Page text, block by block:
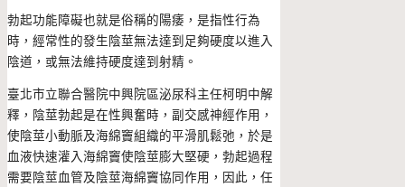
勃起功能障礙也就是俗稱的陽痿，是指性行為
時，經常性的發生陰莖無法達到足夠硬度以進入
陰道，或無法維持硬度達到射精。
臺北市立聯合醫院中興院區泌尿科主任柯明中解
釋，陰莖勃起是在性興奮時，副交感神經作用，
使陰莖小動脈及海綿竇組織的平滑肌鬆弛，於是
血液快速灌入海綿竇使陰莖膨大堅硬，勃起過程
需要陰莖血管及陰莖海綿竇協同作用，因此，任